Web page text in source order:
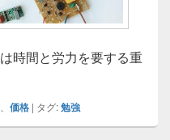
時間と労力を要する重
価格 | タグ:勉強